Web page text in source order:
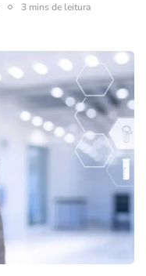
3 mins de leitura